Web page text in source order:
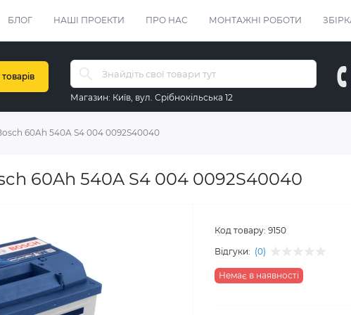
БЛОГ НАШІ ПРОЕКТИ ПРО НАС МОНТАЖНІ РОБОТИ
Магазин: Київ, вул. Срібнокільська 12
60Ah 540A S4 004 0092S40040
60Ah 540A S4 004 0092S40040
Код товару: 9150
Відгуки: (0)
Немає в наявності